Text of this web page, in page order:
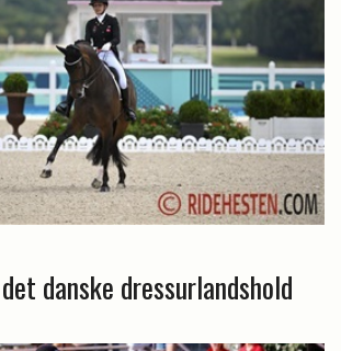
danske dressurlandshold